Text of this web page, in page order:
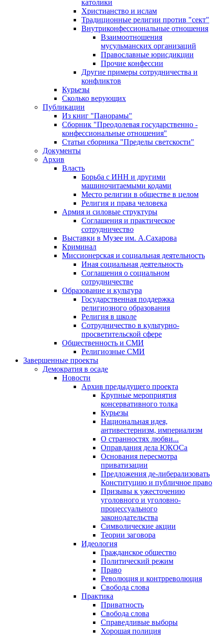
католики
Христианство и ислам
Традиционные религии против "сект"
Внутриконфессиональные отношения
Взаимоотношения
мусульманских организаций
Православные юрисдикции
Прочие конфессии
Другие примеры сотрудничества и
конфликтов
Курьезы
Сколько верующих
Публикации
Из книг "Панорамы"
Сборник "Преодолевая государственно -
конфессиональные отношения"
Статьи сборника "Пределы светскости"
Документы
Архив
Власть
Борьба с ИНН и другими
машиночитаемыми кодами
Место религии в обществе в целом
Религия и права человека
Армия и силовые структуры
Соглашения и практическое
сотрудничество
Выставки в Музее им. А.Сахарова
Криминал
Миссионерская и социальная деятельность
Иная социальная деятельность
Соглашения о социальном
сотрудничестве
Образование и культура
Государственная поддержка
религиозного образования
Религия в школе
Сотрудничество в культурно-
просветительской сфере
Общественность и СМИ
Религиозные СМИ
Завершенные проекты
Демократия в осаде
Новости
Архив предыдущего проекта
Крупные мероприятия
консервативного толка
Курьезы
Национальная идея,
антивестернизм, империализм
О странностях любви...
Оправдания дела ЮКОСа
Основания пересмотра
приватизации
Предложения де-либерализовать
Конституцию и публичное право
Призывы к ужесточению
уголовного и уголовно-
процессуального
законодательства
Символические акции
Теории заговора
Идеология
Гражданское общество
Политический режим
Право
Революция и контрреволюция
Свобода слова
Практика
Приватность
Свобода слова
Справедливые выборы
Хорошая полиция